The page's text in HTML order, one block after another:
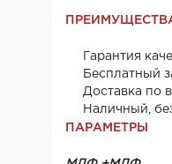
Гарантия
Бесплатный
Доставка по
Наличный,
ПАРАМЕТРЫ